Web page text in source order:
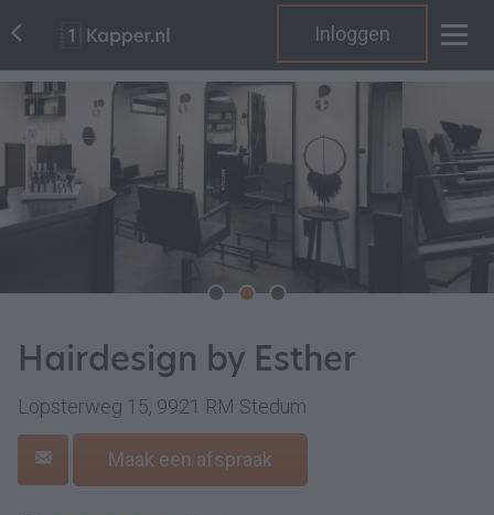
Inloggen
Hairdesign by Esther
Lopsterweg 15, 9921 RM Stedum
Maak een afspraak